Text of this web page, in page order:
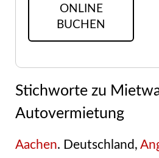
ONLINE
BUCHEN
Stichworte zu
Autovermietung
Aachen. Deutschland,